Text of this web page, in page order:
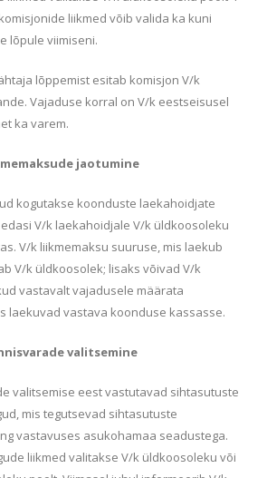
liikmed võib valida ka kuni
lõpule viimiseni.
lõppemist esitab komisjon V/k
Vajaduse korral on V/k eestseisusel
ka varem.
jaotumine
kogutakse koonduste laekahoidjate
V/k laekahoidjale V/k üldkoosoleku
V/k liikmemaksu suuruse, mis laekub
V/k üldkoosolek; lisaks võivad V/k
vastavalt vajadusele määrata
laekuvad vastava koonduse kassasse.
valitsemine
valitsemise eest vastutavad sihtasutuste
mis tegutsevad sihtasutuste
vastavuses asukohamaa seadustega.
liikmed valitakse V/k üldkoosoleku või